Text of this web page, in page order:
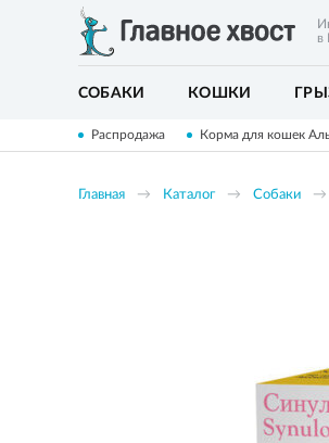
в
СОБАКИ КОШКИ
Распродажа Корма для кошек
Главная Каталог Собаки